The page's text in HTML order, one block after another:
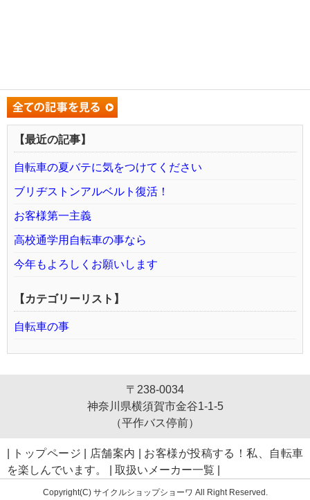
【最近の記事】
自転車の夏バテに気をつけてください
ブリヂストンアルベルト復活！
お客様第一主義
高校通学用自転車の事なら
今年もよろしくお願いします
【カテゴリーリスト】
自転車の事
〒238-0034
神奈川県横須賀市金谷1-1-5
（平作バス停前）
トップページ 店舗案内
お客様が投稿する！私、自転車
を楽しんでいます。
取扱いメーカー一覧
Copyright(C) サイクルショップショーワ All Right Reserved.